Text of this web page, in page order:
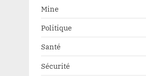
Mine
Politique
Santé
Sécurité